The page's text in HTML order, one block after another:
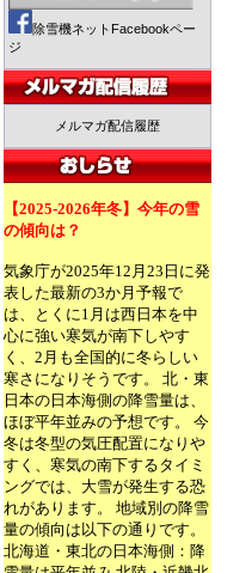
除雪機ネットFacebookペー
ジ
メルマガ配信履歴
【2025-2026年冬】今年の雪
の傾向は？
気象庁が2025年12月23日に発
表した最新の3か月予報で
は、とくに1月は西日本を中
心に強い寒気が南下しやす
く、2月も全国的に冬らしい
寒さになりそうです。 北・東
日本の日本海側の降雪量は、
ほぼ平年並みの予想です。 今
冬は冬型の気圧配置になりや
すく、寒気の南下するタイミ
ングでは、大雪が発生する恐
れがあります。 地域別の降雪
量の傾向は以下の通りです。
北海道・東北の日本海側：降